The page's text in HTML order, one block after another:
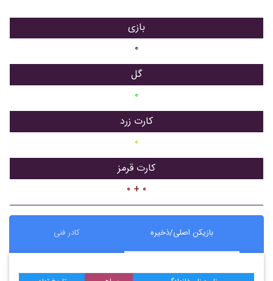
بازی
۰
گل
۰
کارت زرد
۰
کارت قرمز
۰ + ۰
بازیکن اصلی/ذخیره کادر فنی